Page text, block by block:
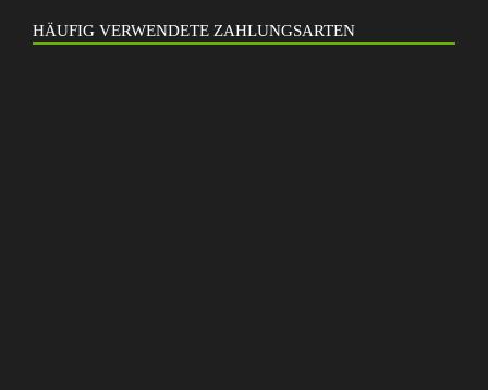
HÄUFIG VERWENDETE ZAHLUNGSARTEN